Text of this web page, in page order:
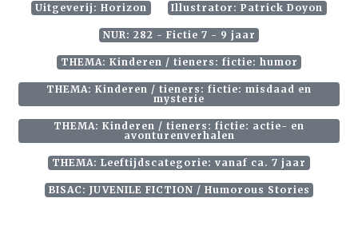
Uitgeverij: Horizon Illustrator: Patrick Doyon
NUR: 282 - Fictie 7 - 9 jaar
THEMA: Kinderen / tieners: fictie: humor
THEMA: Kinderen / tieners: fictie: misdaad en
mysterie
THEMA: Kinderen / tieners: fictie: actie- en
avonturenverhalen
THEMA: Leeftijdscategorie: vanaf ca. 7 jaar
BISAC: JUVENILE FICTION / Humorous Stories